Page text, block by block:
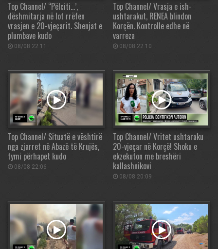
Top Channel/ “Pëlciti…’,
dëshmitarja në lot rrëfen
vrasjen e 20-vjeçarit. Shenjat e
plumbave kudo
08/08 22:11
Top Channel/ Vrasja e ish-
ushtarakut, RENEA blindon
Korçën. Kontrolle edhe në
varreza
08/08 22:10
Top Channel/ Situatë e vështirë
nga zjarret në Abazë të Krujës,
tymi përhapet kudo
08/08 22:06
Top Channel/ Vritet ushtaraku
20-vjeçar në Korçë! Shoku e
ekzekuton me breshëri
kallashnikovi
08/08 20:09